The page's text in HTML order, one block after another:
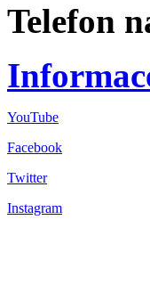
Telefon
YouTube
Facebook
Twitter
Instagram